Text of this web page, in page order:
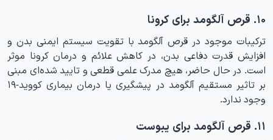
۱۰. قرص آلگومد برای کرونا
ترکیبات موجود در قرص آلگومد با تقویت سیستم ایمنی بدن و
افزایش قدرت دفاعی بدن، در کاهش علائم و درمان کرونا موثر
است. در حال حاضر، هیچ مدرک علمی قطعی و تایید شده‌ای مبنی
بر تاثیر مستقیم آلگومد در پیشگیری یا درمان بیماری کووید-۱۹
وجود ندارد.
۱۱. قرص آلگومد برای یبوست